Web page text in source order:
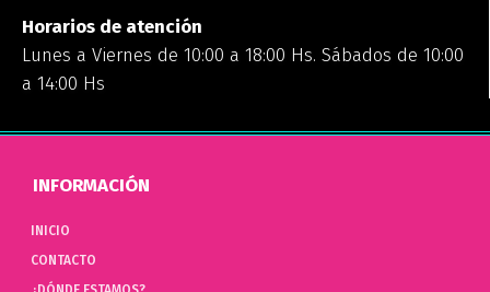
Horarios de atención
Lunes a Viernes de 10:00 a 18:00 Hs. Sábados de 10:00
a 14:00 Hs
INFORMACIÓN
INICIO
CONTACTO